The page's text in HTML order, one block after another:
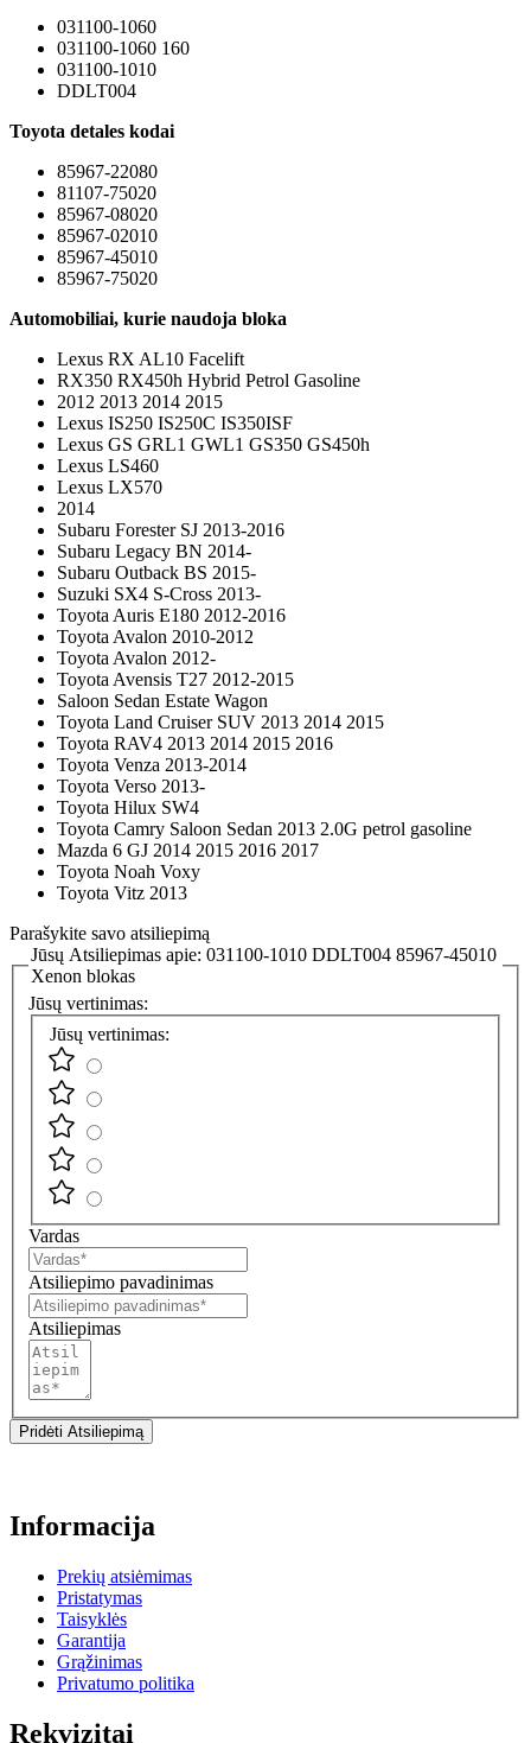
031100-1060
031100-1060 160
031100-1010
DDLT004
Toyota detales kodai
85967-22080
81107-75020
85967-08020
85967-02010
85967-45010
85967-75020
Automobiliai, kurie naudoja bloka
Lexus RX AL10 Facelift
RX350 RX450h Hybrid Petrol Gasoline
2012 2013 2014 2015
Lexus IS250 IS250C IS350ISF
Lexus GS GRL1 GWL1 GS350 GS450h
Lexus LS460
Lexus LX570
2014
Subaru Forester SJ 2013-2016
Subaru Legacy BN 2014-
Subaru Outback BS 2015-
Suzuki SX4 S-Cross 2013-
Toyota Auris E180 2012-2016
Toyota Avalon 2010-2012
Toyota Avalon 2012-
Toyota Avensis T27 2012-2015
Saloon Sedan Estate Wagon
Toyota Land Cruiser SUV 2013 2014 2015
Toyota RAV4 2013 2014 2015 2016
Toyota Venza 2013-2014
Toyota Verso 2013-
Toyota Hilux SW4
Toyota Camry Saloon Sedan 2013 2.0G petrol gasoline
Mazda 6 GJ 2014 2015 2016 2017
Toyota Noah Voxy
Toyota Vitz 2013
Parašykite savo atsiliepimą
Jūsų Atsiliepimas apie: 031100-1010 DDLT004 85967-45010
Xenon blokas
Jūsų vertinimas:
Jūsų vertinimas:
Vardas
Atsiliepimo pavadinimas
Atsiliepimas
Pridėti Atsiliepimą
Informacija
Prekių atsiėmimas
Pristatymas
Taisyklės
Garantija
Grąžinimas
Privatumo politika
Rekvizitai